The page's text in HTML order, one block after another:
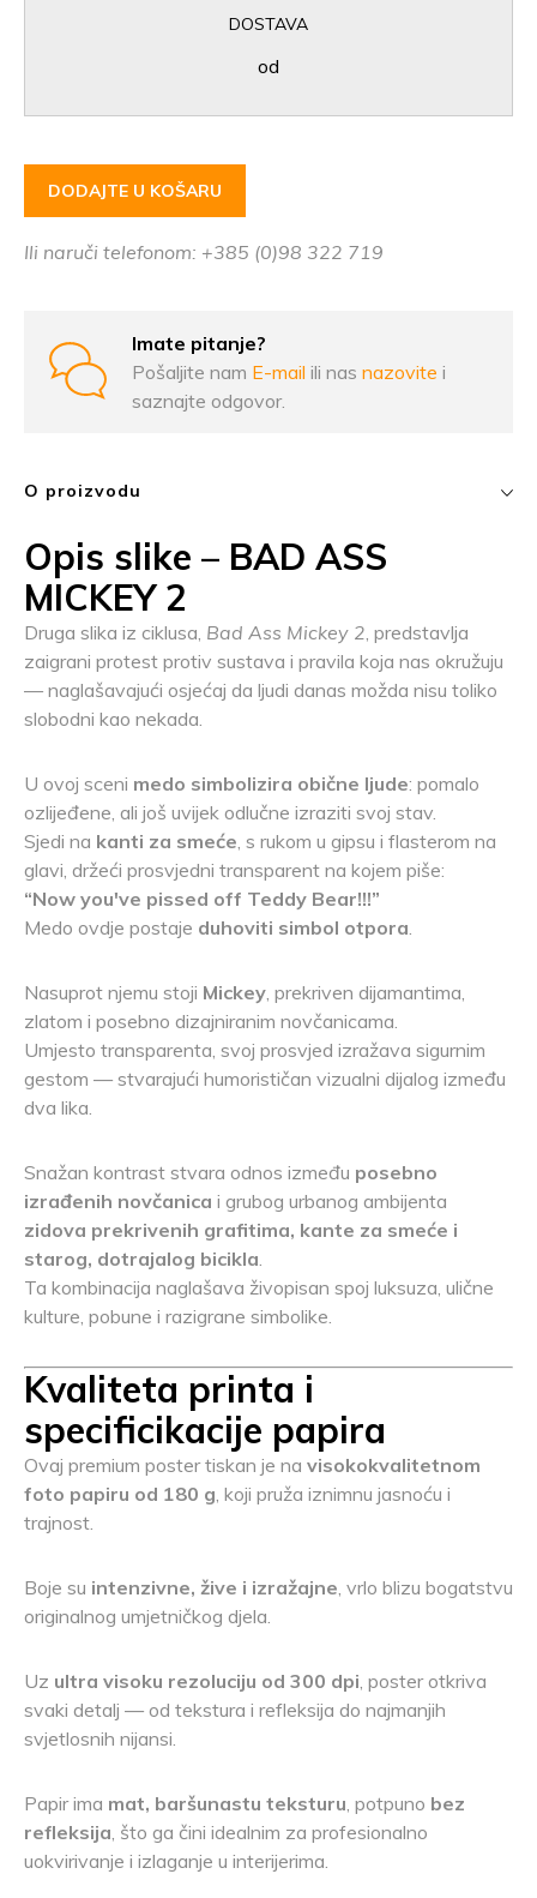
DOSTAVA
od
DODAJTE U KOŠARU
Ili naruči telefonom: +385 (0)98 322 719
Imate pitanje?
Pošaljite nam E-mail ili nas nazovite i
saznajte odgovor.
O proizvodu
Opis slike – BAD ASS
MICKEY 2
Druga slika iz ciklusa, Bad Ass Mickey 2, predstavlja
zaigrani protest protiv sustava i pravila koja nas okružuju
— naglašavajući osjećaj da ljudi danas možda nisu toliko
slobodni kao nekada.
U ovoj sceni medo simbolizira obične ljude: pomalo
ozlijeđene, ali još uvijek odlučne izraziti svoj stav.
Sjedi na kanti za smeće, s rukom u gipsu i flasterom na
glavi, držeći prosvjedni transparent na kojem piše:
“Now you've pissed off Teddy Bear!!!”
Medo ovdje postaje duhoviti simbol otpora.
Nasuprot njemu stoji Mickey, prekriven dijamantima,
zlatom i posebno dizajniranim novčanicama.
Umjesto transparenta, svoj prosvjed izražava sigurnim
gestom — stvarajući humorističan vizualni dijalog između
dva lika.
Snažan kontrast stvara odnos između posebno
izrađenih novčanica i grubog urbanog ambijenta
zidova prekrivenih grafitima, kante za smeće i
starog, dotrajalog bicikla.
Ta kombinacija naglašava živopisan spoj luksuza, ulične
kulture, pobune i razigrane simbolike.
Kvaliteta printa i
specificikacije papira
Ovaj premium poster tiskan je na visokokvalitetnom
foto papiru od 180 g, koji pruža iznimnu jasnoću i
trajnost.
Boje su intenzivne, žive i izražajne, vrlo blizu bogatstvu
originalnog umjetničkog djela.
Uz ultra visoku rezoluciju od 300 dpi, poster otkriva
svaki detalj — od tekstura i refleksija do najmanjih
svjetlosnih nijansi.
Papir ima mat, baršunastu teksturu, potpuno bez
refleksija, što ga čini idealnim za profesionalno
uokvirivanje i izlaganje u interijerima.